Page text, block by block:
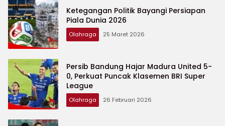
Ketegangan Politik Bayangi Persiapan
Piala Dunia 2026
Olahraga 25 Maret 2026
Persib Bandung Hajar Madura United 5-
0, Perkuat Puncak Klasemen BRI Super
League
Olahraga 26 Februari 2026